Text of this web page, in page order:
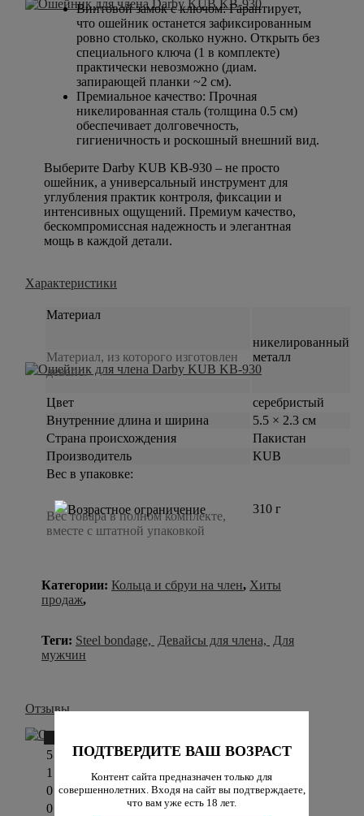
ПОДТВЕРДИТЕ ВАШ ВОЗРАСТ
Контент сайта предназначен только для
совершеннолетних. Входя на сайт вы подтверждаете,
что вам уже есть 18 лет.
Винтовой замок с ключом: Гарантирует,
что ошейник останется зафиксированным
ровно столько, сколько нужно. Открыть без
специального ключа (1 в комплекте)
практически невозможно (диам.
запирающей планки ~2 см).
Премиальное качество: Прочная
никелированная сталь (толщина 0.5 см)
обеспечивает долговечность,
гигиеничность и роскошный внешний вид.
Выберите Darby KUB KB-930 – не просто
ошейник, а универсальный инструмент для
углубления практик контроля, фиксации и
интенсивных ощущений. Премиум качество,
бескомпромиссная надежность и элегантная
мощь в каждой детали.
Характеристики
Материал
Материал, из которого изготовлен
девайс.
никелированный
металл
Цвет
серебристый
Внутренние длина и ширина
5.5 × 2.3 см
Страна происхождения
Пакистан
Производитель
KUB
Вес в упаковке:
Вес товара в полном комплекте,
вместе с штатной упаковкой
310 г
Категории: Кольца и сбруи на член, Хиты
продаж,
Теги: Steel bondage, Девайсы для члена,
Для
мужчин
Отзывы
5
1
0
0